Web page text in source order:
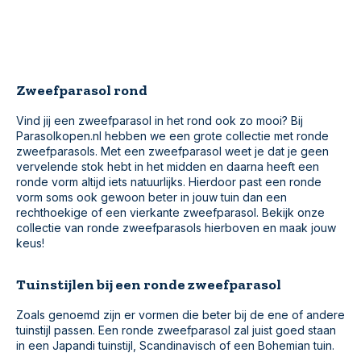
Zweefparasol rond
Vind jij een zweefparasol in het rond ook zo mooi? Bij
Parasolkopen.nl hebben we een grote collectie met ronde
zweefparasols. Met een zweefparasol weet je dat je geen
vervelende stok hebt in het midden en daarna heeft een
ronde vorm altijd iets natuurlijks. Hierdoor past een ronde
vorm soms ook gewoon beter in jouw tuin dan een
rechthoekige of een vierkante zweefparasol. Bekijk onze
collectie van ronde zweefparasols hierboven en maak jouw
keus!
Tuinstijlen bij een ronde zweefparasol
Zoals genoemd zijn er vormen die beter bij de ene of andere
tuinstijl passen. Een ronde zweefparasol zal juist goed staan
in een Japandi tuinstijl, Scandinavisch of een Bohemian tuin.